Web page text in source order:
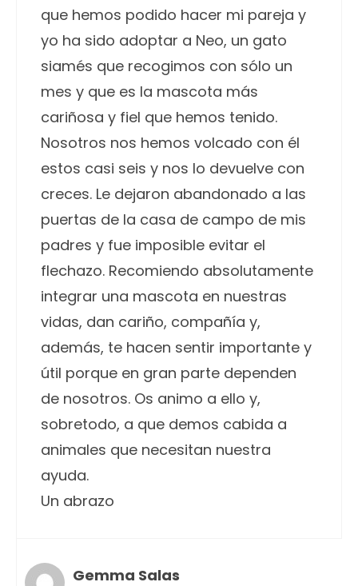
que hemos podido hacer mi pareja y
yo ha sido adoptar a Neo, un gato
siamés que recogimos con sólo un
mes y que es la mascota más
cariñosa y fiel que hemos tenido.
Nosotros nos hemos volcado con él
estos casi seis y nos lo devuelve con
creces. Le dejaron abandonado a las
puertas de la casa de campo de mis
padres y fue imposible evitar el
flechazo. Recomiendo absolutamente
integrar una mascota en nuestras
vidas, dan cariño, compañía y,
además, te hacen sentir importante y
útil porque en gran parte dependen
de nosotros. Os animo a ello y,
sobretodo, a que demos cabida a
animales que necesitan nuestra
ayuda.
Un abrazo
Gemma Salas